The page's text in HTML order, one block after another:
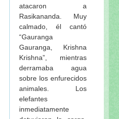
atacaron a
Rasikananda. Muy
calmado, él cantó
“Gauranga
Gauranga, Krishna
Krishna”, mientras
derramaba agua
sobre los enfurecidos
animales. Los
elefantes
inmediatamente